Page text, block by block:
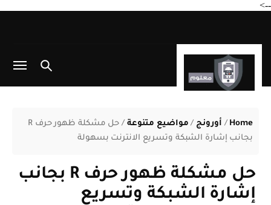
-->
Home
/ أورونج / مواضيع متنوعة /
حل مشكلة ظهور حرف R
بجانب إشارة الشبكة وتسريع الانترنت بسهولة
حل مشكلة ظهور حرف R بجانب
إشارة الشبكة وتسريع